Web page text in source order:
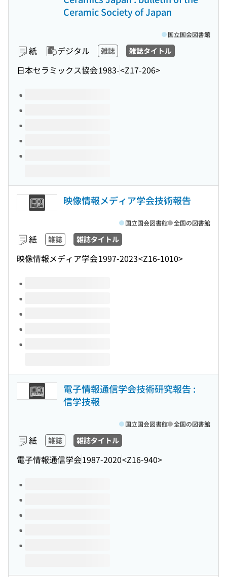
Ceramic Society of Japan
紙 デジタル 雑誌 雑誌タイトル
日本セラミックス協会1983-<Z17-206>
国立国会図書館
このタイトルの巻号
映像情報メディア学会技術報告
紙 雑誌 雑誌タイトル
映像情報メディア学会1997-2023<Z16-1010>
国立国会図書館 全国の図書館
このタイトルの巻号
電子情報通信学会技術研究報告 :
信学技報
紙 雑誌 雑誌タイトル
電子情報通信学会1987-2020<Z16-940>
国立国会図書館 全国の図書館
このタイトルの巻号